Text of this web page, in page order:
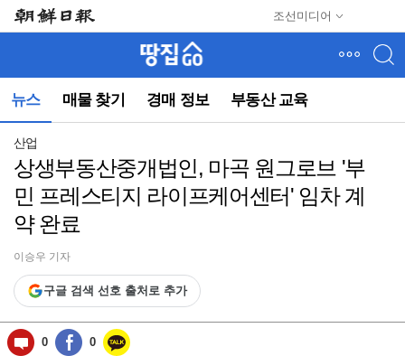
조선미디어
뉴스 매물 찾기 경매 정보 부동산 교육
뉴
(컨
산업
상생부동산중개법인, 마곡 원그로브 '부
민 프레스티지 라이프케어센터' 임차 계
약 완료
이승우 기자
구글 검색 선호 출처로 추가
0 0